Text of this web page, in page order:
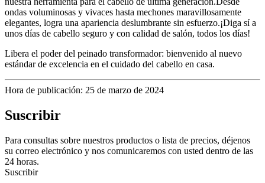
ondas voluminosas y vivaces hasta mechones maravillosamente
elegantes, logra una apariencia deslumbrante sin esfuerzo.¡Diga sí a
unos días de cabello seguro y con calidad de salón, todos los días!
Libera el poder del peinado transformador: bienvenido al nuevo
estándar de excelencia en el cuidado del cabello en casa.
Hora de publicación: 25 de marzo de 2024
Suscribir
Para consultas sobre nuestros productos o lista de precios, déjenos
su correo electrónico y nos comunicaremos con usted dentro de las
24 horas.
Suscribir